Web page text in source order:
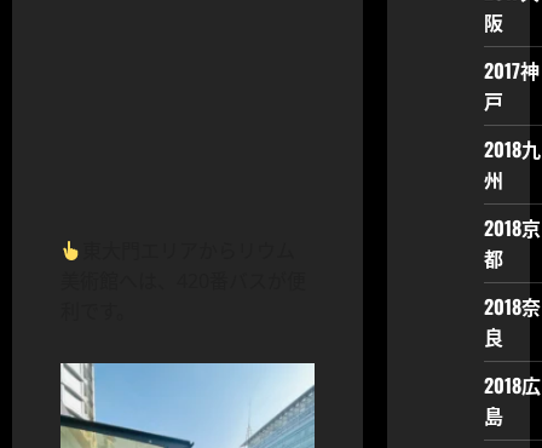
阪
2017神
戸
2018九
州
2018京
都
2018奈
良
2018広
島